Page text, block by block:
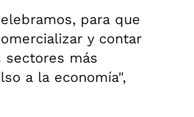
para que
y contar
sectores más
a la economía",